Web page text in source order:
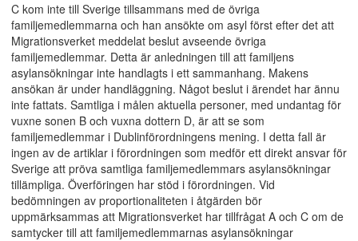
C kom inte till Sverige tillsammans med de övriga
familjemedlemmarna och han ansökte om asyl först efter det att
Migrationsverket meddelat beslut avseende övriga
familjemedlemmar. Detta är anledningen till att familjens
asylansökningar inte handlagts i ett sammanhang. Makens
ansökan är under handläggning. Något beslut i ärendet har ännu
inte fattats. Samtliga i målen aktuella personer, med undantag för
vuxne sonen B och vuxna dottern D, är att se som
familjemedlemmar i Dublinförordningens mening. I detta fall är
ingen av de artiklar i förordningen som medför ett direkt ansvar för
Sverige att pröva samtliga familjemedlemmars asylansökningar
tillämpliga. Överföringen har stöd i förordningen. Vid
bedömningen av proportionaliteten i åtgärden bör
uppmärksammas att Migrationsverket har tillfrågat A och C om de
samtycker till att familjemedlemmarnas asylansökningar